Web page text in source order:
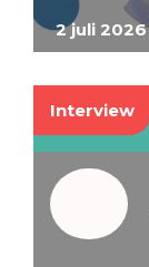
2 juli 2026
Interview